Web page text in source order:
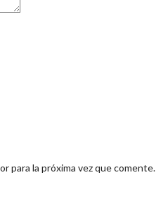
para la próxima vez que comente.